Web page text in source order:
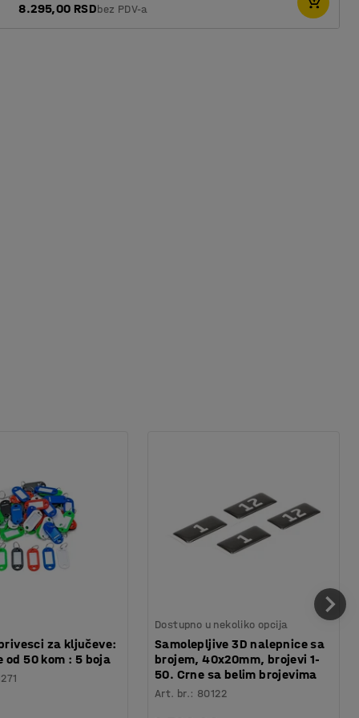
8.295,00 RSDbez PDV-a
za ključeve:
od 50 kom : 5 boja
Dostupno u nekoliko opcija
Samolepljive 3D nalepnice sa
brojem, 40x20mm, brojevi 1-
50. Crne sa belim brojevima
Art. br.: 80122